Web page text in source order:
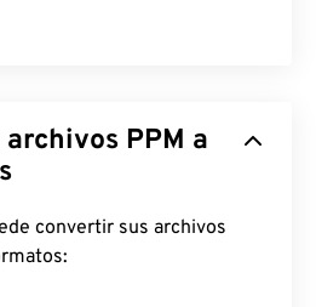
PPM a
convertir sus archivos